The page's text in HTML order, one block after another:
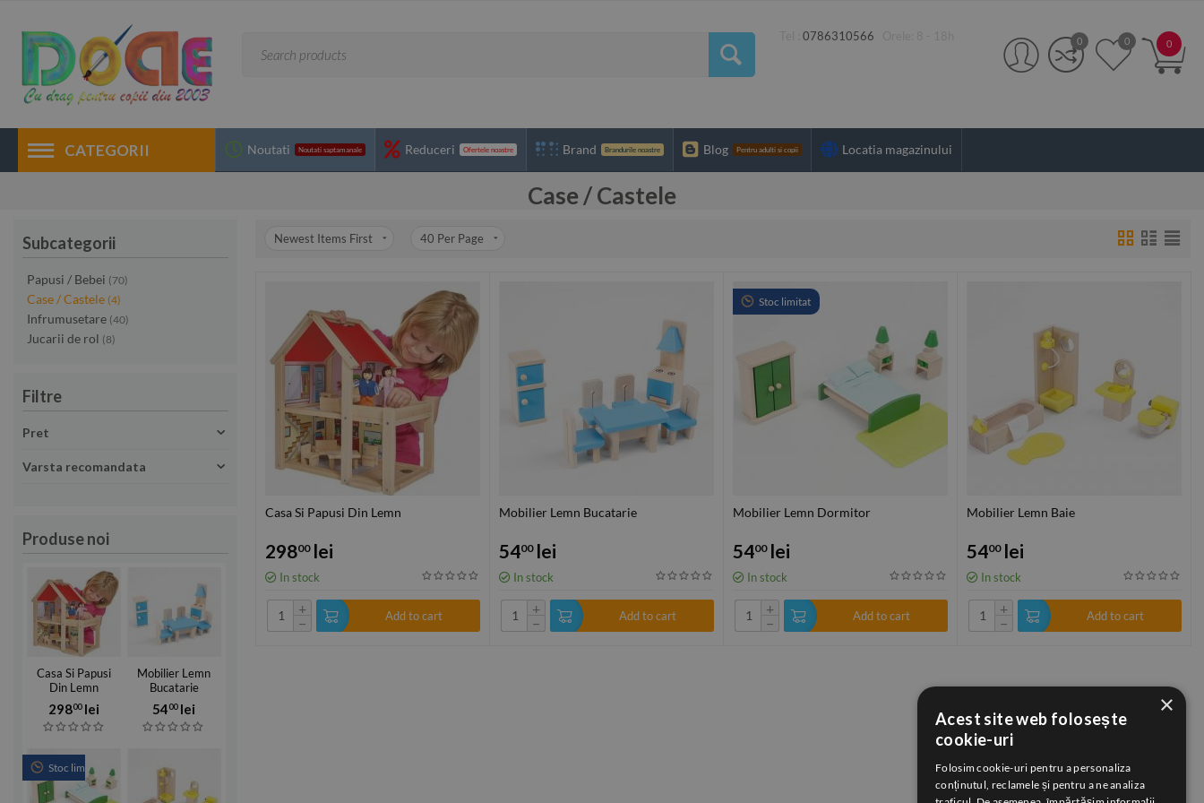
Tel :0786310566
0
0 0
CATEGORII Noutati Noutati saptamanale Reduceri Ofertele noastre Brand Brandurile noastre Blog Pentru adulti si copii Locatia magazinului
Case / Castele
Subcategorii
Papusi / Bebei (70)
Case / Castele (4)
Infrumusetare (40)
Jucarii de rol (8)
Filtre
Pret
Varsta recomandata
Produse noi
Casa Si Papusi
Din Lemn
29800 lei
Mobilier Lemn
Bucatarie
5400 lei
Stoc limitat
Newest Items First 40 Per Page
Casa Si Papusi Din Lemn
29800 lei
In stock
+
−
Add to cart
Mobilier Lemn Bucatarie
5400 lei
In stock
+
−
Add to cart
Stoc limitat
Mobilier Lemn Dormitor
5400 lei
In stock
+
−
Add to cart
Mobilier Lemn Baie
5400 lei
In stock
+
−
Add to cart
×
Acest site web folosește
cookie-uri
Folosim cookie-uri pentru a personaliza
conținutul, reclamele și pentru a ne analiza